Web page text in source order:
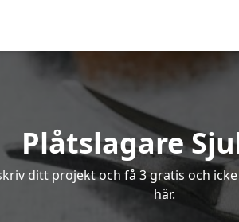
Plåtslagare
ditt projekt och få 3 gratis och
här.